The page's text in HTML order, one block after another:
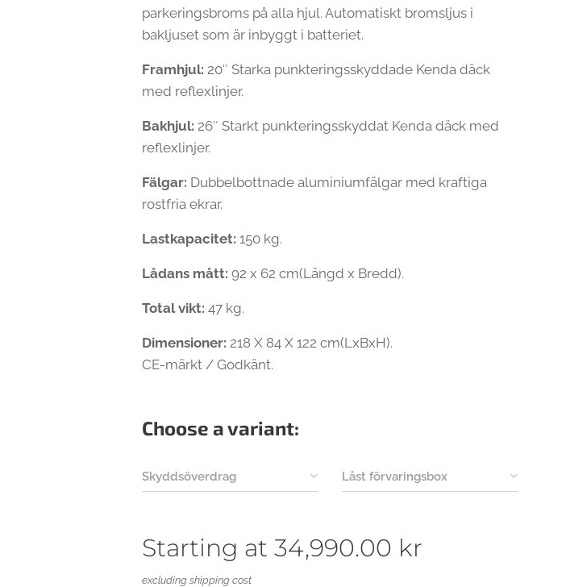
parkeringsbroms på alla hjul. Automatiskt bromsljus i
bakljuset som är inbyggt i batteriet.
Framhjul:20″ Starka punkteringsskyddade Kenda däck
med reflexlinjer.
Bakhjul:26″ Starkt punkteringsskyddat Kenda däck med
reflexlinjer.
Fälgar: Dubbelbottnade aluminiumfälgar med kraftiga
rostfria ekrar.
Lastkapacitet: 150 kg.
Lådans mått: 92 x 62 cm(Längd x Bredd).
Total vikt: 47 kg.
Dimensioner: 218 X 84 X 122 cm(LxBxH).
CE-märkt / Godkänt.
Choose a variant:
Skyddsöverdrag Låst förvaringsbox
Starting at34,990.00 kr
excluding shipping cost